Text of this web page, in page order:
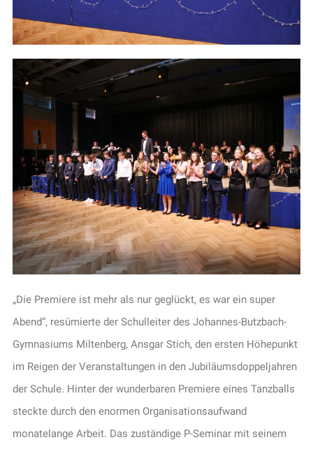
„Die Premiere ist mehr als nur geglückt, es war ein super
Abend“, resümierte der Schulleiter des Johannes-Butzbach-
Gymnasiums Miltenberg, Ansgar Stich, den ersten Höhepunkt
im Reigen der Veranstaltungen in den Jubiläumsdoppeljahren
der Schule. Hinter der wunderbaren Premiere eines Tanzballs
steckte durch den enormen Organisationsaufwand
monatelange Arbeit. Das zuständige P-Seminar mit seinem